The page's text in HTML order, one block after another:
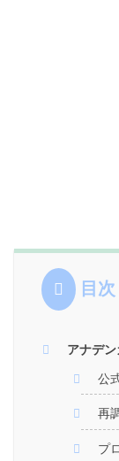
目次
アナデ
公
再
プ